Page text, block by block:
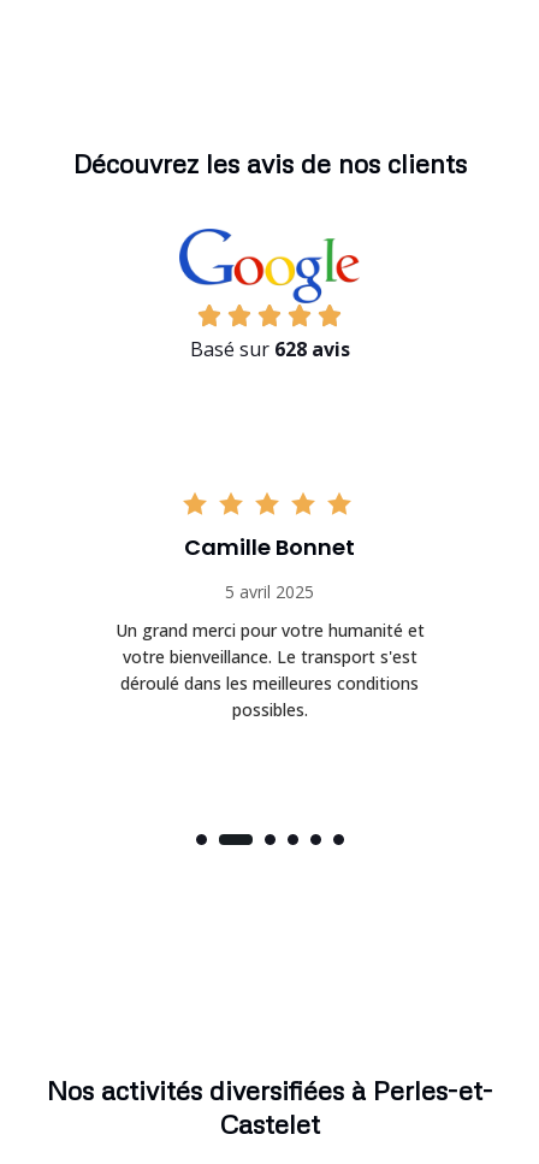
Découvrez les avis de nos clients
Basé sur 628 avis
Camille Bonnet
5 avril 2025
Un grand merci pour votre humanité et
votre bienveillance. Le transport s'est
déroulé dans les meilleures conditions
possibles.
Nos activités diversifiées à Perles-et-
Castelet